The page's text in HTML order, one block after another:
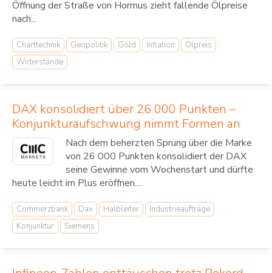
Öffnung der Straße von Hormus zieht fallende Ölpreise
nach...
Charttechnik Geopolitik Gold Inflation
Ölpreis
Widerstände
DAX konsolidiert über 26 000 Punkten –
Konjunkturaufschwung nimmt Formen an
Nach dem beherzten Sprung über die Marke
von 26 000 Punkten konsolidiert der DAX
seine Gewinne vom Wochenstart und dürfte
heute leicht im Plus eröffnen....
Commerzbank Dax Halbleiter
Industrieaufträge
Konjunktur
Siemens